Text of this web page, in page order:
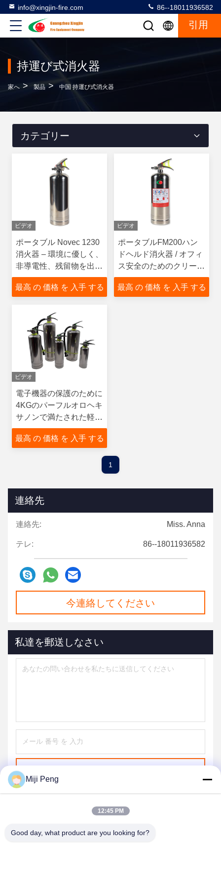
info@xingjin-fire.com 86--18011936582
引用
持運び式消火器
家へ > 製品 > 中国 持運び式消火器
カテゴリー
ビデオ
ポータブル Novec 1230
消火器 – 環境に優しく、
非導電性、残留物を出さ
ない敏感な機器向け
最高 の 価格 を 入手 する
ビデオ
ポータブルFM200ハン
ドヘルド消火器 / オフィ
ス安全のためのクリーン
エージェント消火
最高 の 価格 を 入手 する
ビデオ
電子機器の保護のために
4KGのパーフルオロヘキ
サノンで満たされた軽量
非導電式FM200消火器
最高 の 価格 を 入手 する
1
連絡先
連絡先: Miss. Anna
テレ: 86--18011936582
今連絡してください
私達を郵送しなさい
Miji Peng
12:45 PM
Good day, what product are you looking for?